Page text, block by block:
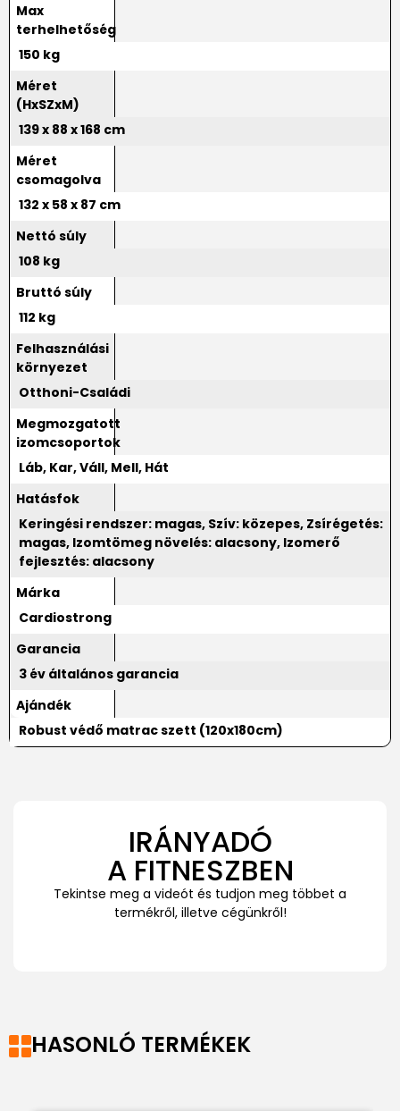
Max
terhelhetőség
150 kg
Méret
(HxSZxM)
139 x 88 x 168 cm
Méret
csomagolva
132 x 58 x 87 cm
Nettó súly
108 kg
Bruttó súly
112 kg
Felhasználási
környezet
Otthoni-Családi
Megmozgatott
izomcsoportok
Láb, Kar, Váll, Mell, Hát
Hatásfok
Keringési rendszer: magas, Szív: közepes, Zsírégetés:
magas, Izomtömeg növelés: alacsony, Izomerő
fejlesztés: alacsony
Márka
Cardiostrong
Garancia
3 év általános garancia
Ajándék
Robust védő matrac szett (120x180cm)
IRÁNYADÓ
A FITNESZBEN
Tekintse meg a videót és tudjon meg többet a
termékről, illetve cégünkről!
HASONLÓ TERMÉKEK